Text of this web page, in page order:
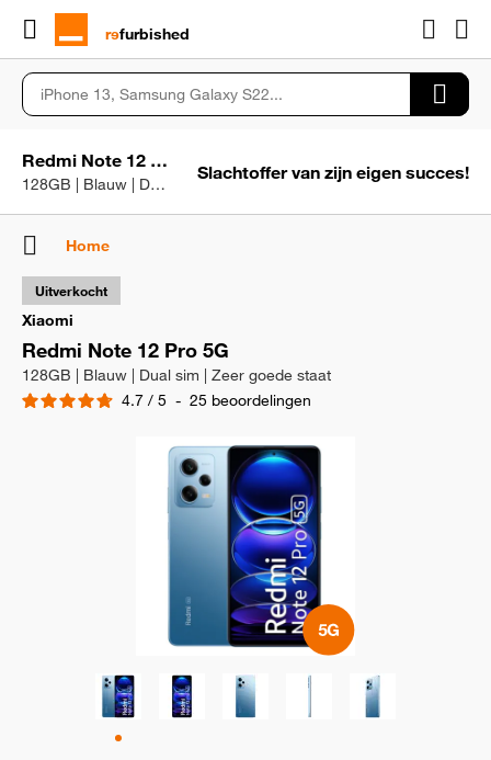
rɘfurbished
Redmi Note 12 Pro 5G
128GB | Blauw | Dual sim | Zeer goede staat
Slachtoffer van zijn eigen succes!
Home
Xiaomi
Redmi Note 12 Pro 5G
128GB | Blauw | Dual sim | Zeer goede staat
4.7 / 5 - 25 beoordelingen
Uitverkocht